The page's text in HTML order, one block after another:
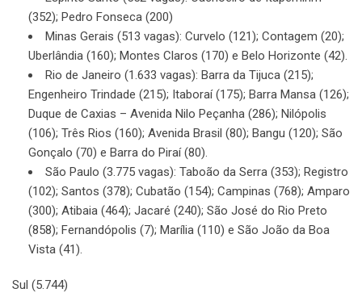
(352); Pedro Fonseca (200)
Minas Gerais (513 vagas): Curvelo (121); Contagem (20);
Uberlândia (160); Montes Claros (170) e Belo Horizonte (42).
Rio de Janeiro (1.633 vagas): Barra da Tijuca (215);
Engenheiro Trindade (215); Itaboraí (175); Barra Mansa (126);
Duque de Caxias – Avenida Nilo Peçanha (286); Nilópolis
(106); Três Rios (160); Avenida Brasil (80); Bangu (120); São
Gonçalo (70) e Barra do Piraí (80).
São Paulo (3.775 vagas): Taboão da Serra (353); Registro
(102); Santos (378); Cubatão (154); Campinas (768); Amparo
(300); Atibaia (464); Jacaré (240); São José do Rio Preto
(858); Fernandópolis (7); Marília (110) e São João da Boa
Vista (41).
Sul (5.744)